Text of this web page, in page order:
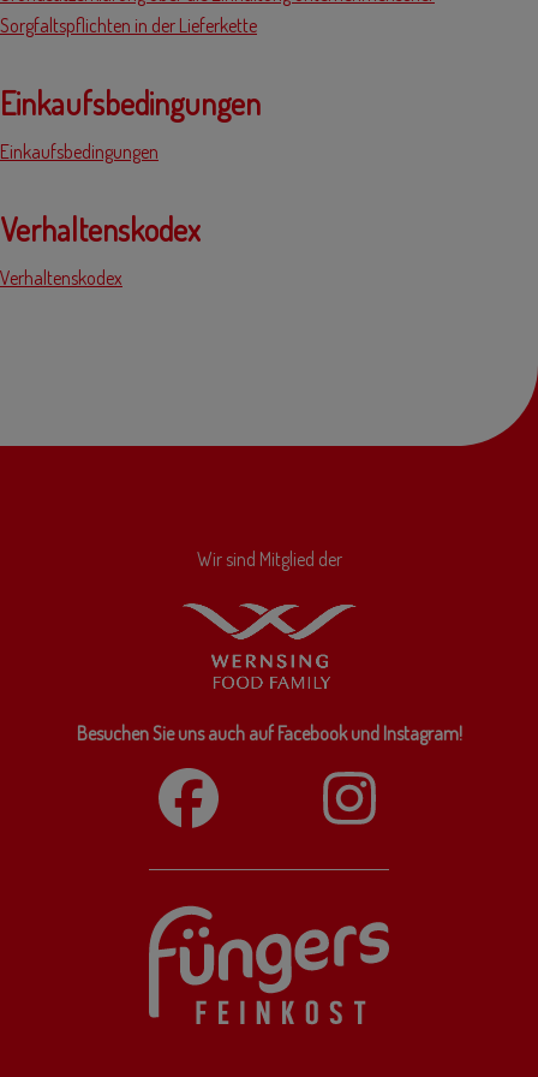
Sorgfaltspflichten in der Lieferkette
Einkaufsbedingungen
Einkaufsbedingungen
Verhaltenskodex
Verhaltenskodex
Besuchen Sie uns auch auf Facebook und Instagram!
Wir sind Mitglied der